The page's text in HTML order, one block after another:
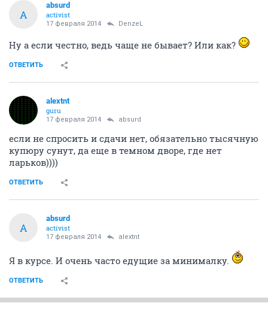
A
absurd
activist
17 февраля 2014 DenzeL
Ну а если честно, ведь чаще не бывает? Или как?
ОТВЕТИТЬ
alextnt
guru
17 февраля 2014 absurd
если не спросить и сдачи нет, обязательно тысячную
купюру сунут, да еще в темном дворе, где нет
ларьков))))
ОТВЕТИТЬ
A
absurd
activist
17 февраля 2014 alextnt
Я в курсе. И очень часто едущие за минималку.
ОТВЕТИТЬ